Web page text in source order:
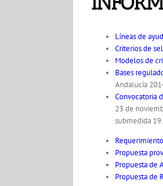
Líneas de
Criterios de
Modelos de
Bases
Andalucía
Convocatoria
23 de
submedida
Propuesta
Propuesta de
Propuesta de